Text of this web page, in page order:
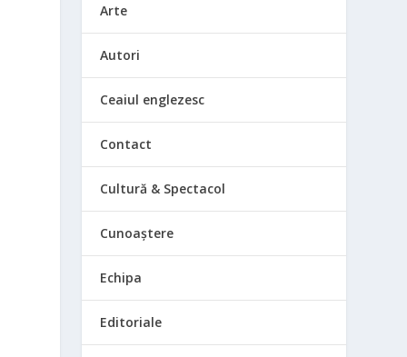
Arte
Autori
Ceaiul englezesc
Contact
Cultură & Spectacol
Cunoaștere
Echipa
Editoriale